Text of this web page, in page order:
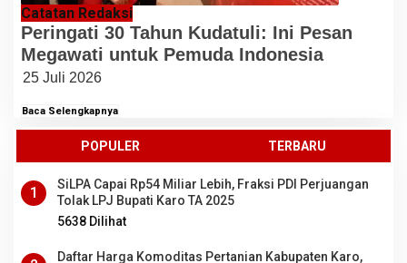
Catatan Redaksi
Peringati 30 Tahun Kudatuli: Ini Pesan
Megawati untuk Pemuda Indonesia
25 Juli 2026
Baca Selengkapnya
POPULER TERBARU
1
SiLPA Capai Rp54 Miliar Lebih, Fraksi PDI Perjuangan
Tolak LPJ Bupati Karo TA 2025
5638 Dilihat
Daftar Harga Komoditas Pertanian Kabupaten Karo,